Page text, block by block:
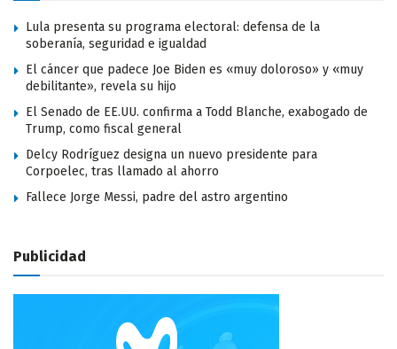
Lula presenta su programa electoral: defensa de la
soberanía, seguridad e igualdad
El cáncer que padece Joe Biden es «muy doloroso» y «muy
debilitante», revela su hijo
El Senado de EE.UU. confirma a Todd Blanche, exabogado de
Trump, como fiscal general
Delcy Rodríguez designa un nuevo presidente para
Corpoelec, tras llamado al ahorro
Fallece Jorge Messi, padre del astro argentino
Publicidad